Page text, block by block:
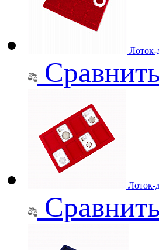
Лоток-
Сравнить
Лоток-
Сравнить